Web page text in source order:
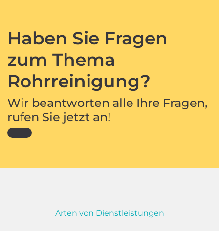
Haben Sie Fragen
zum Thema
Rohrreinigung?
Wir beantworten alle Ihre Fragen,
rufen Sie jetzt an!
Arten von Dienstleistungen